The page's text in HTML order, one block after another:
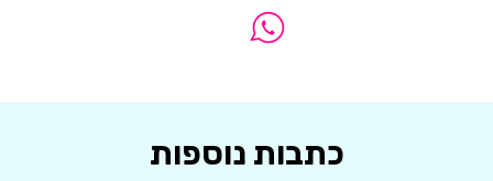
כתבות נוספות